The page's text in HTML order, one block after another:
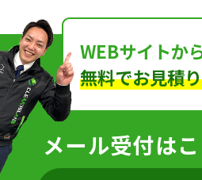
WEBサイトか
無料でお見積り
メール受付は